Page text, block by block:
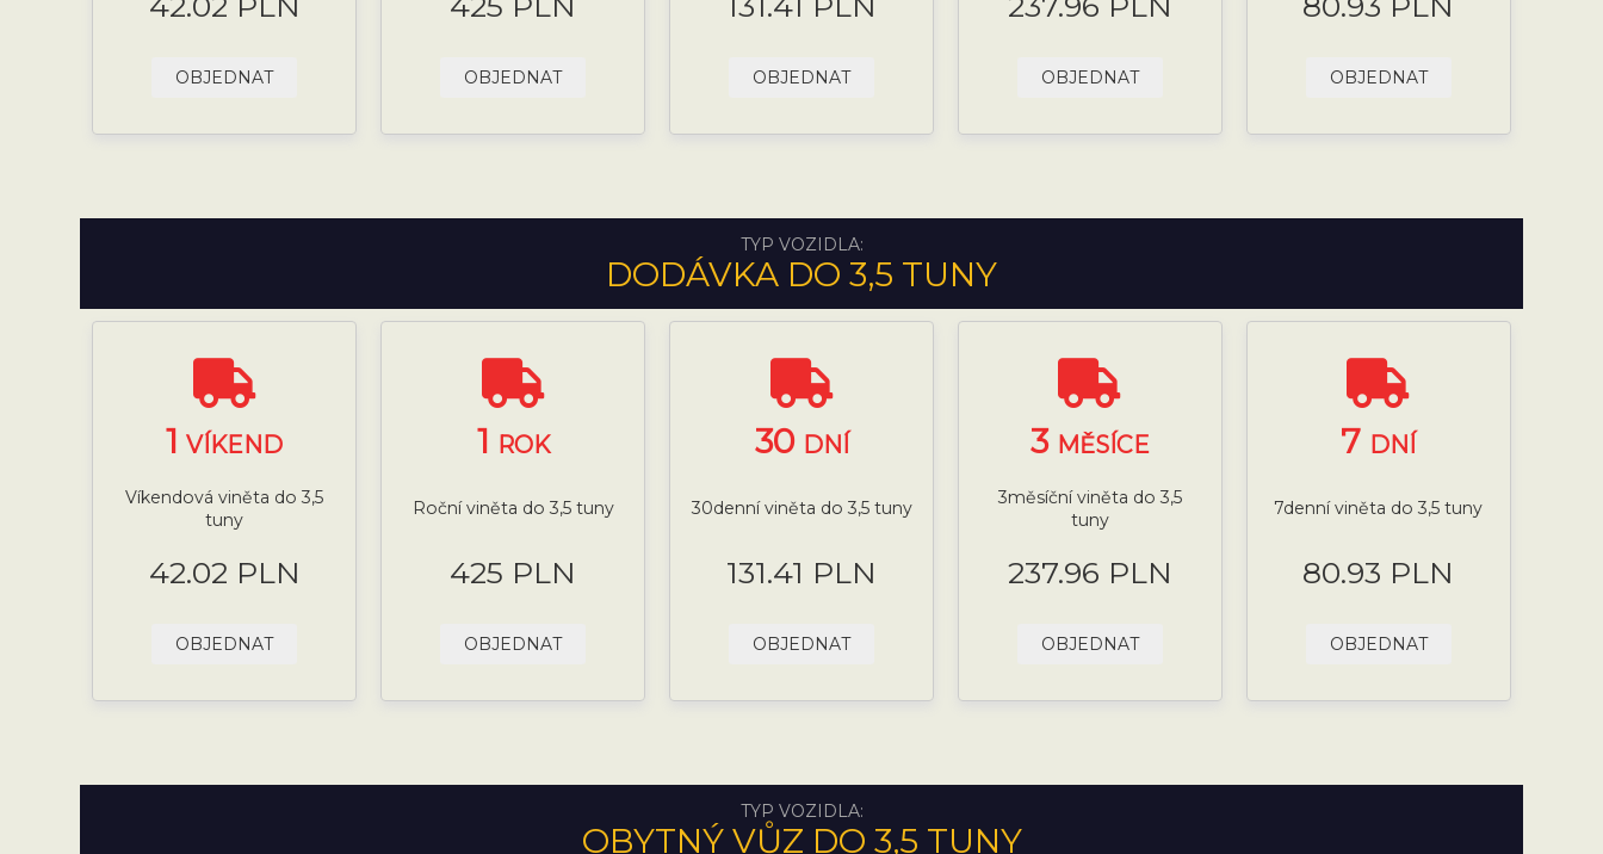
OBJEDNAT OBJEDNAT OBJEDNAT OBJEDNAT OBJEDNAT
TYP VOZIDLA:
DODÁVKA DO 3,5 TUNY
1VÍKEND
Víkendová viněta do 3,5
tuny
42.02 PLN
OBJEDNAT
1 ROK
Roční viněta do 3,5 tuny
425 PLN
OBJEDNAT
30 DNÍ
30denní viněta do 3,5 tuny
131.41 PLN
OBJEDNAT
3 MĚSÍCE
3měsíční viněta do 3,5
tuny
237.96 PLN
OBJEDNAT
7 DNÍ
7denní viněta do 3,5 tuny
80.93 PLN
OBJEDNAT
TYP VOZIDLA:
OBYTNÝ VŮZ DO 3,5 TUNY